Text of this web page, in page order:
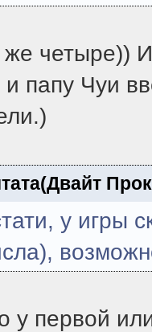
четыре))
папу Чуи
у игры
у первой